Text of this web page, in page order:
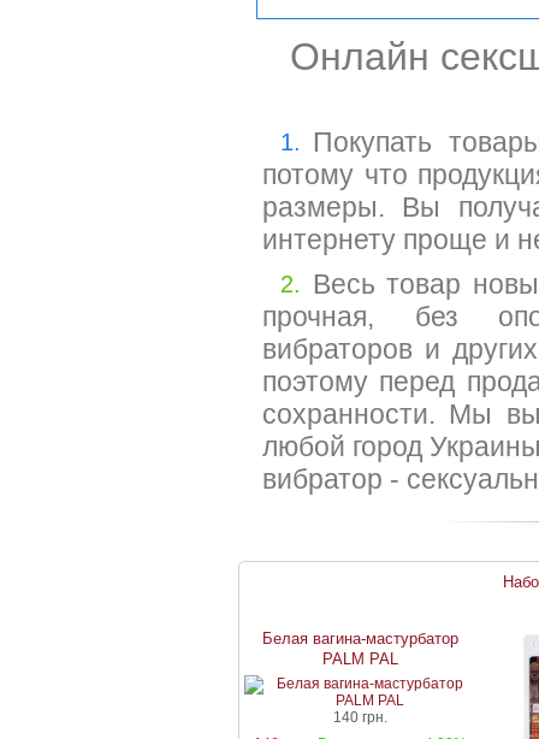
Онлайн
1.
Покупать
потому что
размеры. Вы
интернету проще и
2.
Весь товар
прочная, без
вибраторов и
поэтому перед
сохранности. Мы
любой город
вибратор -
Белая вагина-мастурбатор
PALM PAL
140 грн.